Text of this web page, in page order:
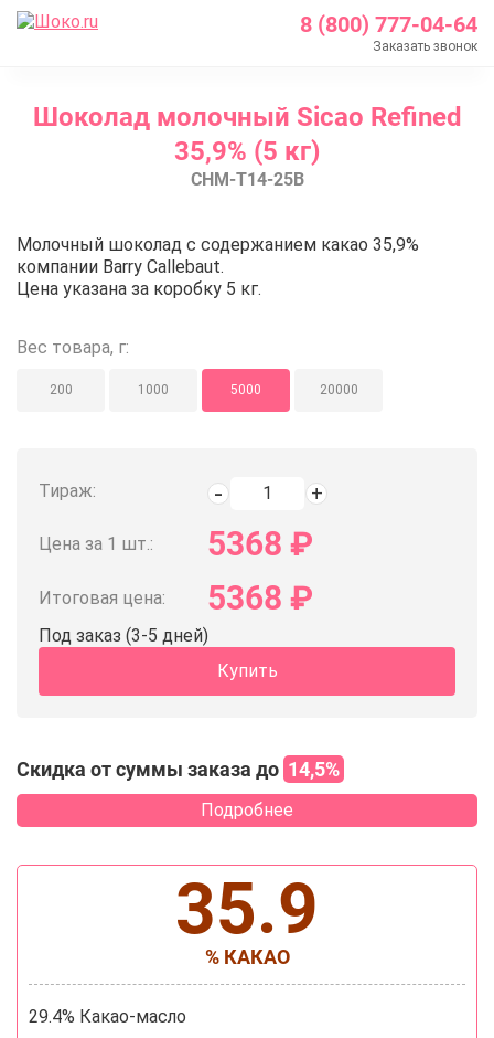
8 (800) 777-04-64
Заказать звонок
Каталог
Шоколад Barry Callebaut
Молочный шоколад
Шоколад молочный Sicao Refined
35,9% (5 кг)
CHM-T14-25B
Шоколад молочный Sicao
Молочный шоколад с содержанием какао 35,9%
компании Barry Callebaut.
Цена указана за коробку 5 кг.
Вес товара, г:
200 1000 5000 20000
Тираж:
Цена за 1 шт.: 5368 ₽
Итоговая цена: 5368 ₽
Под заказ (3-5 дней)
Купить
Скидка от суммы заказа до 14,5%
Подробнее
35.9
% КАКАО
29.4% Какао-масло